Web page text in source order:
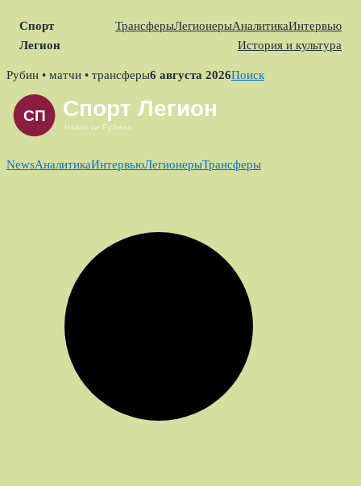
Спорт
Легион
ТрансферыЛегионерыАналитикаИнтервью
История и культура
Skip
content
Рубин • матчи • трансферы6 августа 2026Поиск
NewsАналитикаИнтервьюЛегионерыТрансферы